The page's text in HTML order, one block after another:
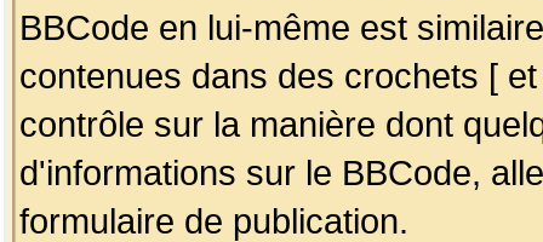
BBCode en lui-même est
contenues dans des crochets [
contrôle sur la manière dont
d'informations sur le BBCode,
formulaire de publication.